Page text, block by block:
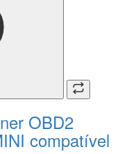
OBD2
compatível